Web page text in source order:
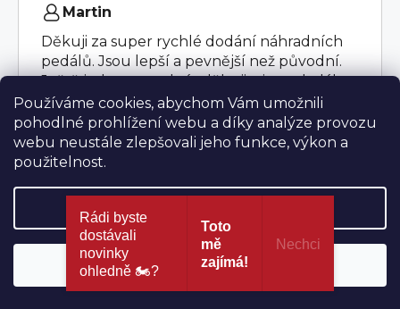
Používáme cookies, abychom Vám umožnili
pohodlné prohlížení webu a díky analýze provozu
webu neustále zlepšovali jeho funkce, výkon a
použitelnost.
Souhlasím
ZOBRAZIT VŠECHNY
Martin
Děkuji za super rychlé dodání náhradních
pedálů. Jsou lepší a pevnější než původní.
Ještě jednou mockrát děkuji a jen tak dál.
100%
Blog ZJISTIT VÍCE
Rádi byste
dostávali
novinky
ohledně 🏍?​
Toto
mě
zajímá!
Nechci​